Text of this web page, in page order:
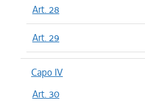
Art. 28
Art. 29
Capo IV
Art. 30